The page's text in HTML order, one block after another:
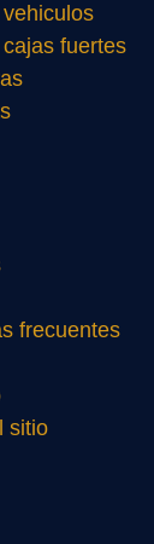
fuertes
frecuentes
sitio